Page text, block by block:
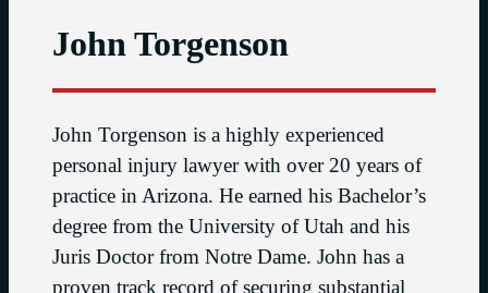
John Torgenson
John Torgenson is a highly experienced
personal injury lawyer with over 20 years of
practice in Arizona. He earned his Bachelor’s
degree from the University of Utah and his
Juris Doctor from Notre Dame. John has a
proven track record of securing substantial